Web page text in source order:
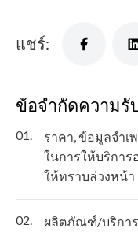
แชร์:
ข้อจำกัดความ
01.
ราคา, ข้อมูลจำเ
ในการให้บริการ
ให้ทราบล่วงหน้า
02.
ผลิตภัณฑ์/บริกา